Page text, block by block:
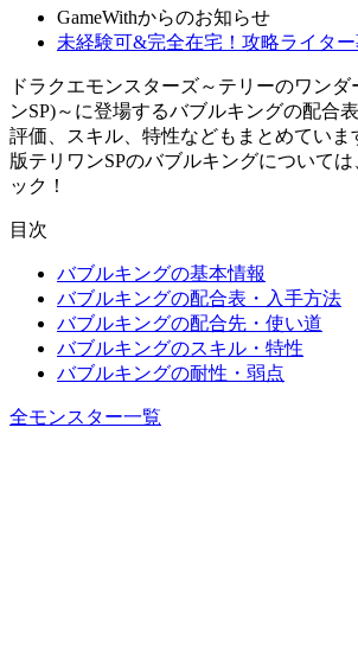
GameWithからのお知らせ
未経験可&完全在宅！攻略ライター
ドラクエモンスターズ～テリーのワンダ
ンSP)～に登場するバブルキングの配合
評価、スキル、特性などもまとめていま
版テリワンSPのバブルキングについて
ック！
目次
バブルキングの基本情報
バブルキングの配合表・入手方法
バブルキングの配合先・使い道
バブルキングのスキル・特性
バブルキングの耐性・弱点
全モンスター一覧